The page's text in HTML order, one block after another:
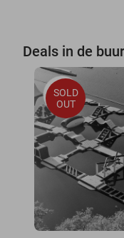
Deals in de
SOLD
OUT